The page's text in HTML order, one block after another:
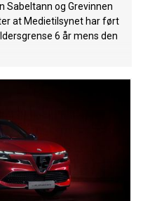
Sabeltann og Grevinnen
at Medietilsynet har ført
6 år mens den